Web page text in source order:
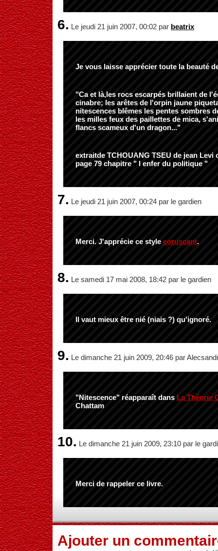
6. Le jeudi 21 juin 2007, 00:02 par beatrix
Je vous laisse apprécier toute la beauté
"Ca et là,les rocs escarpés brillaient de
cinabre; les arêtes de l'orpin jaune
nitescences blêmes les pentes sombres
les milles feux des paillettes de mica,
flancs scameux d'un dragon..."
extraitde TCHOUANG TSEU de jean Levi
page 79 chapitre " l enfer du politique "
7. Le jeudi 21 juin 2007, 00:24 par le gardien
Merci. J'apprécie ce style coruscant.
8. Le samedi 17 mai 2008, 18:42 par le gardien
Il vaut mieux être nié (niais ?) qu'ignoré.
9. Le dimanche 21 juin 2009, 20:46 par
"Nitescence" réapparaît dans La Théorie
Chattam
10. Le dimanche 21 juin 2009, 23:10 par le
Merci de rappeler ce livre.
Ajouter un